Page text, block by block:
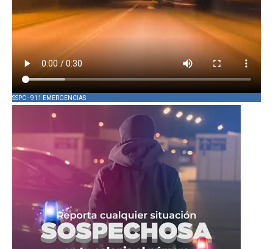
SSPC - 911 EMERGENCIAS